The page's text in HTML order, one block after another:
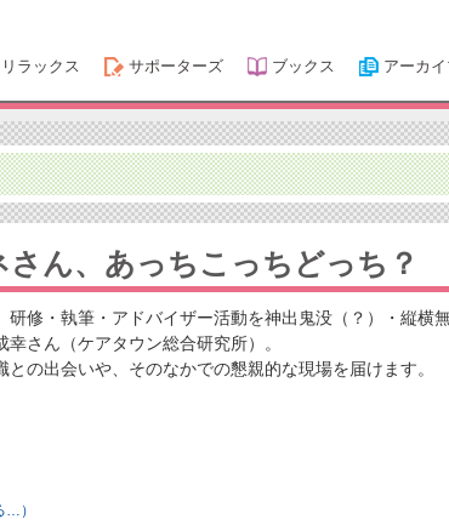
リラックス サポーターズ ブックス アーカ
ん、あっちこっちどっち？
研修・執筆・アドバイザー活動を神出鬼没（？）・縦横
幸さん（ケアタウン総合研究所）。
との出会いや、そのなかでの懇親的な現場を届けます。
…）